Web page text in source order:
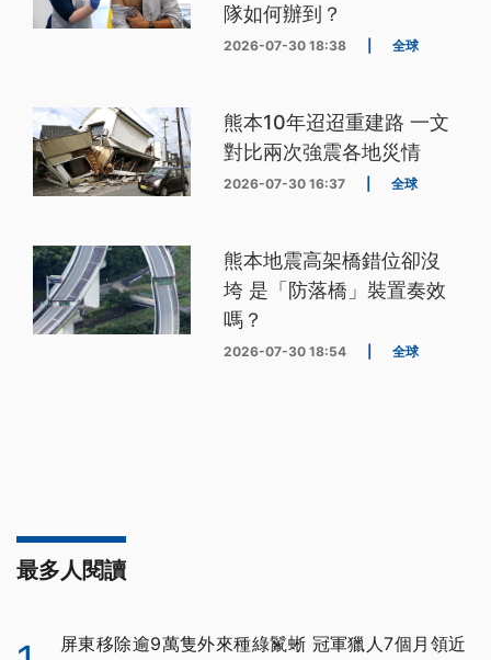
隊如何辦到？
2026-07-30 18:38 全球
熊本10年迢迢重建路 一文
對比兩次強震各地災情
2026-07-30 16:37 全球
熊本地震高架橋錯位卻沒
垮 是「防落橋」裝置奏效
嗎？
2026-07-30 18:54 全球
最多人閱讀
屏東移除逾9萬隻外來種綠鬣蜥 冠軍獵人7個月領近